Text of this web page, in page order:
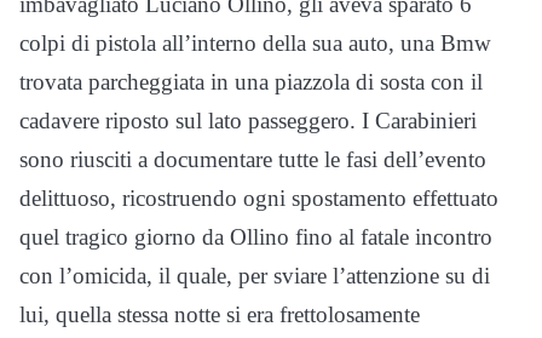
colpi di pistola all’interno della sua auto, una Bmw
trovata parcheggiata in una piazzola di sosta con il
cadavere riposto sul lato passeggero. I Carabinieri
sono riusciti a documentare tutte le fasi dell’evento
delittuoso, ricostruendo ogni spostamento effettuato
quel tragico giorno da Ollino fino al fatale incontro
con l’omicida, il quale, per sviare l’attenzione su di
lui, quella stessa notte si era frettolosamente